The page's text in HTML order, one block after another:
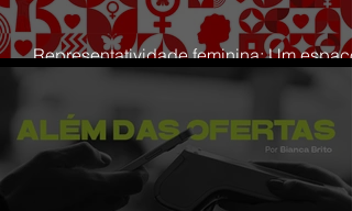
Representatividade feminina: Um espaço
que precisamos lutar